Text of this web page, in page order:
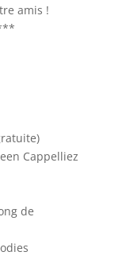
amis !
Cappelliez
de